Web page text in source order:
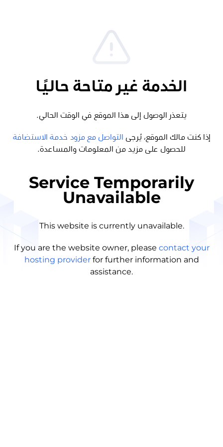
الخدمة غير متاحة حاليًا
يتعذر الوصول إلى هذا الموقع في الوقت الحالي.
إذا كنت مالك الموقع، يُرجى
التواصل مع مزود خدمة الاستضافة
للحصول على مزيد من المعلومات والمساعدة.
Service Temporarily
Unavailable
This website is currently unavailable.
If you are the website owner, please contact your
hosting provider for further information and
assistance.